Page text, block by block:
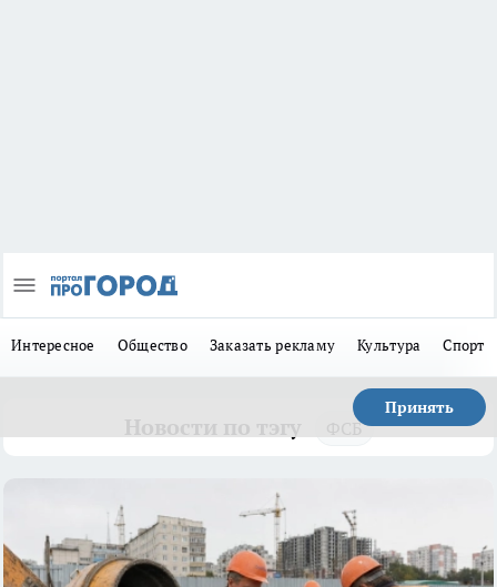
Интересное Общество Заказать рекламу Культура Спорт
Принять
ФСБ